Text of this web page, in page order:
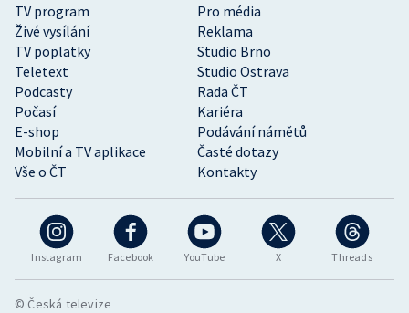
Instagram Facebook YouTube X Threads
TV program
Pro média
Živé vysílání
Reklama
TV poplatky
Studio Brno
Teletext
Studio Ostrava
Podcasty
Rada ČT
Počasí
Kariéra
E-shop
Podávání námětů
Mobilní a TV aplikace
Časté dotazy
Vše o ČT
Kontakty
© Česká televize